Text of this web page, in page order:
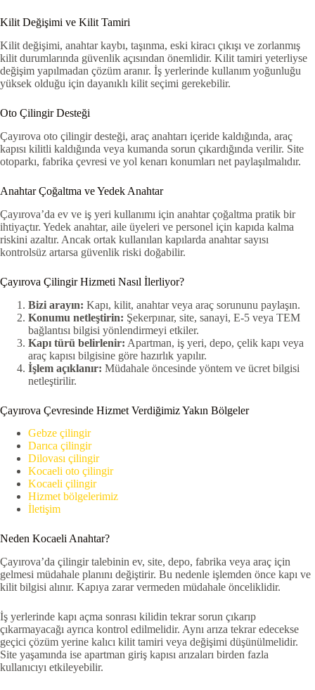
Kilit Değişimi ve Kilit Tamiri
Kilit değişimi, anahtar kaybı, taşınma, eski kiracı çıkışı ve zorlanmış
kilit durumlarında güvenlik açısından önemlidir. Kilit tamiri yeterliyse
değişim yapılmadan çözüm aranır. İş yerlerinde kullanım yoğunluğu
yüksek olduğu için dayanıklı kilit seçimi gerekebilir.
Oto Çilingir Desteği
Çayırova oto çilingir desteği, araç anahtarı içeride kaldığında, araç
kapısı kilitli kaldığında veya kumanda sorun çıkardığında verilir. Site
otoparkı, fabrika çevresi ve yol kenarı konumları net paylaşılmalıdır.
Anahtar Çoğaltma ve Yedek Anahtar
Çayırova’da ev ve iş yeri kullanımı için anahtar çoğaltma pratik bir
ihtiyaçtır. Yedek anahtar, aile üyeleri ve personel için kapıda kalma
riskini azaltır. Ancak ortak kullanılan kapılarda anahtar sayısı
kontrolsüz artarsa güvenlik riski doğabilir.
Çayırova Çilingir Hizmeti Nasıl İlerliyor?
Bizi arayın: Kapı, kilit, anahtar veya araç sorununu paylaşın.
Konumu netleştirin: Şekerpınar, site, sanayi, E-5 veya TEM
bağlantısı bilgisi yönlendirmeyi etkiler.
Kapı türü belirlenir: Apartman, iş yeri, depo, çelik kapı veya
araç kapısı bilgisine göre hazırlık yapılır.
İşlem açıklanır: Müdahale öncesinde yöntem ve ücret bilgisi
netleştirilir.
Çayırova Çevresinde Hizmet Verdiğimiz Yakın Bölgeler
Gebze çilingir
Darıca çilingir
Dilovası çilingir
Kocaeli oto çilingir
Kocaeli çilingir
Hizmet bölgelerimiz
İletişim
Neden Kocaeli Anahtar?
Çayırova’da çilingir talebinin ev, site, depo, fabrika veya araç için
gelmesi müdahale planını değiştirir. Bu nedenle işlemden önce kapı ve
kilit bilgisi alınır. Kapıya zarar vermeden müdahale önceliklidir.
İş yerlerinde kapı açma sonrası kilidin tekrar sorun çıkarıp
çıkarmayacağı ayrıca kontrol edilmelidir. Aynı arıza tekrar edecekse
geçici çözüm yerine kalıcı kilit tamiri veya değişimi düşünülmelidir.
Site yaşamında ise apartman giriş kapısı arızaları birden fazla
kullanıcıyı etkileyebilir.